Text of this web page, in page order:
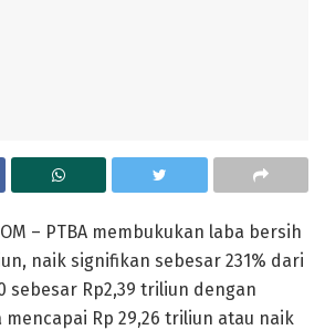
– PTBA membukukan laba bersih
naik signifikan sebesar 231% dari
sebesar Rp2,39 triliun dengan
Rp 29,26 triliun atau naik